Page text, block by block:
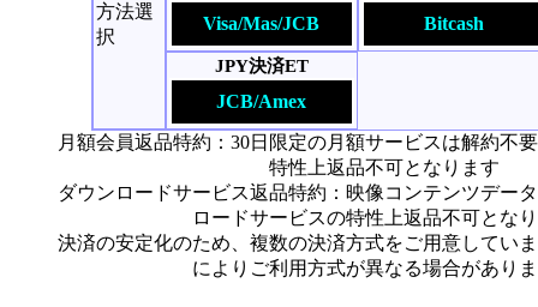
方法選
択
Visa/Mas/JCB Bitcash
JPY決済ET
JCB/Amex
月額会員返品特約：30日限定の月額サービスは解約不
特性上返品不可となります
ダウンロードサービス返品特約：映像コンテンツデー
ロードサービスの特性上返品不可とな
決済の安定化のため、複数の決済方式をご用意してい
によりご利用方式が異なる場合があり